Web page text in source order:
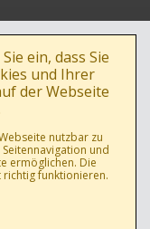
ein, dass Sie
und Ihrer
der Webseite
nutzbar zu
und
ermöglichen. Die
richtig funktionieren.